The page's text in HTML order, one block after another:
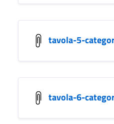
tavola-5-
tavola-6-